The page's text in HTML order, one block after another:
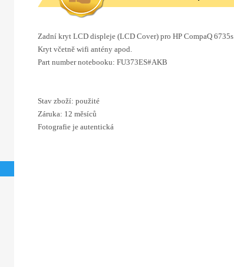
Zadní kryt LCD displeje (LCD Cover) pro HP CompaQ 6735s
Kryt včetně wifi antény apod.
Part number notebooku: FU373ES#AKB
Stav zboží: použité
Záruka: 12 měsíců
Fotografie je autentická